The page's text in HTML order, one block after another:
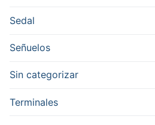
Sedal
Señuelos
Sin categorizar
Terminales